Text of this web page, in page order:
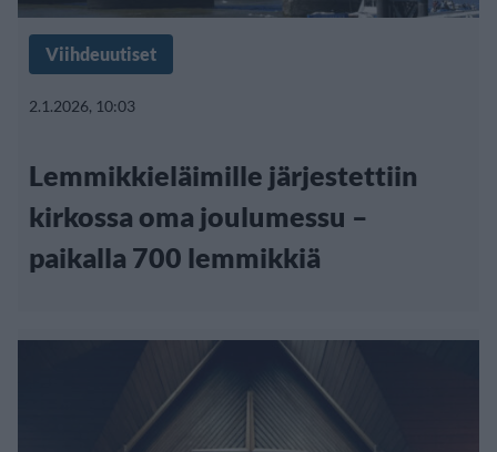
Viihdeuutiset
2.1.2026, 10:03
Lemmikkieläimille järjestettiin
kirkossa oma joulumessu –
paikalla 700 lemmikkiä